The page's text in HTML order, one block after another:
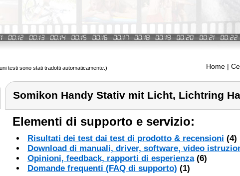
testi sono stati tradotti automaticamente.) Home |
Somikon Handy Stativ mit Licht, Lichtring
Elementi di supporto e servizio:
Risultati dei test dai test di prodotto & recensioni (4)
Download di manuali, driver, software, video
Opinioni, feedback, rapporti di esperienza(6)
Domande frequenti (FAQ di supporto) (1)